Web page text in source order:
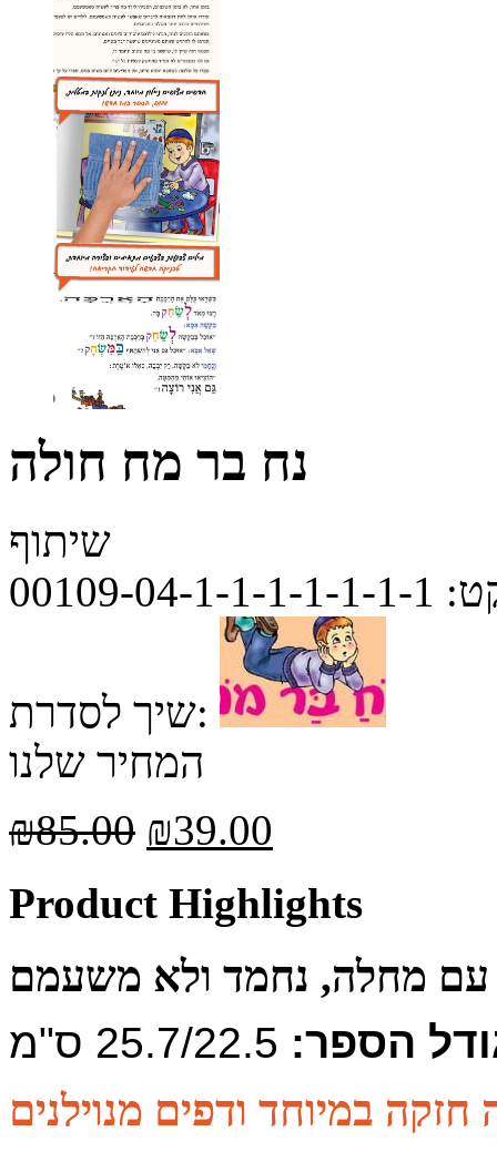
נח בר מח חולה
שיתוף
00109-04-1-1-1-1-1-1-1
שיך לסדרת:
המחיר שלנו
₪85.00 ₪39.00
Product Highlights
עם מחלה, נחמד ולא משעמם
הספר: